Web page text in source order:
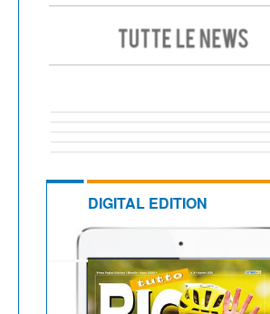
DIGITAL EDITION